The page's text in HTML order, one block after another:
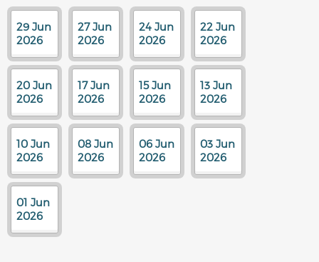
29 Jun
2026
27 Jun
2026
24 Jun
2026
22 Jun
2026
20 Jun
2026
17 Jun
2026
15 Jun
2026
13 Jun
2026
10 Jun
2026
08 Jun
2026
06 Jun
2026
03 Jun
2026
01 Jun
2026